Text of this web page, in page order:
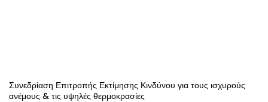
Συνεδρίαση Επιτροπής Εκτίμησης Κινδύνου για τους ισχυρούς
ανέμους & τις υψηλές θερμοκρασίες